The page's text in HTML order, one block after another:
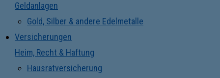
Geldanlagen
Gold, Silber & andere Edelmetalle
Versicherungen
Heim, Recht & Haftung
Hausratversicherung